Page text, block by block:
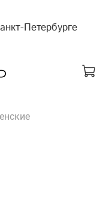
Петербурге